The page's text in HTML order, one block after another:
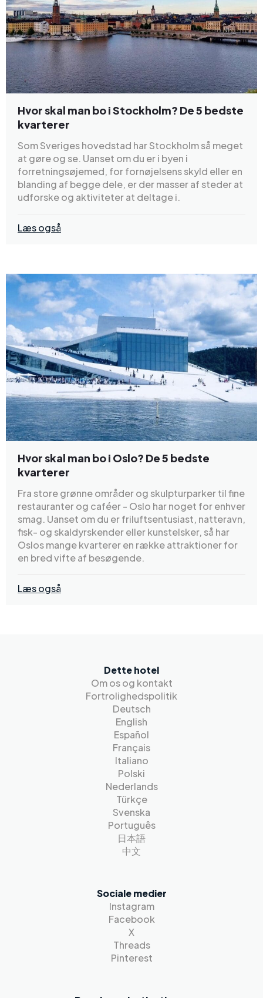
Hvor skal man bo i Stockholm? De 5 bedste
kvarterer
Som Sveriges hovedstad har Stockholm så meget
at gøre og se. Uanset om du er i byen i
forretningsøjemed, for fornøjelsens skyld eller en
blanding af begge dele, er der masser af steder at
udforske og aktiviteter at deltage i.
Læs også
Hvor skal man bo i Oslo? De 5 bedste
kvarterer
Fra store grønne områder og skulpturparker til fine
restauranter og caféer - Oslo har noget for enhver
smag. Uanset om du er friluftsentusiast, natteravn,
fisk- og skaldyrskender eller kunstelsker, så har
Oslos mange kvarterer en række attraktioner for
en bred vifte af besøgende.
Læs også
Dette hotel
Om os og kontakt
Fortrolighedspolitik
Deutsch
English
Español
Français
Italiano
Polski
Nederlands
Türkçe
Svenska
Português
日本語
中文
Sociale medier
Instagram
Facebook
X
Threads
Pinterest